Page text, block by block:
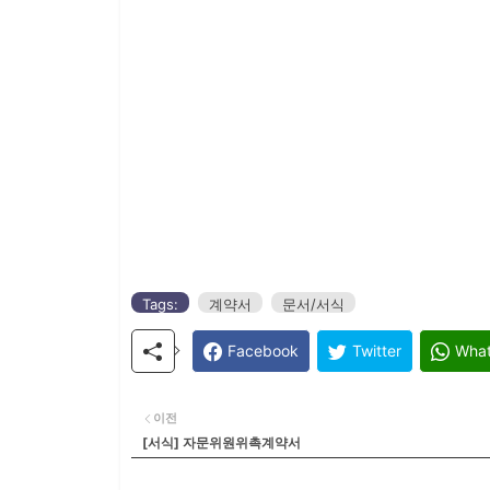
Tags: 계약서 문서/서식
Facebook Twitter
이전
[서식] 자문위원위촉계약서